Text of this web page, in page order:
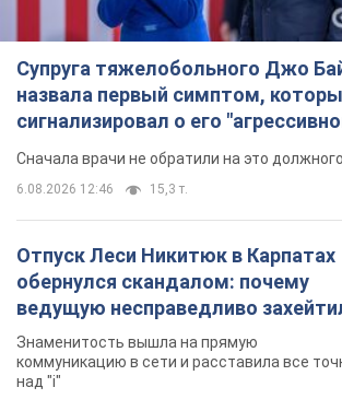
Супруга тяжелобольного Джо
назвала первый симптом,
сигнализировал о его
Сначала врачи не обратили на это
6.08.2026 12:46 15,3 т.
Отпуск Леси Никитюк в Карпатах
обернулся скандалом: почему
ведущую несправедливо
Знаменитость вышла на прямую
коммуникацию в сети и расставила все
над "i"